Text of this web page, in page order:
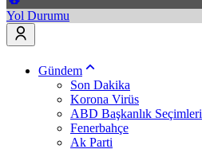
Yol Durumu
Gündem
Son Dakika
Korona Virüs
ABD Başkanlık Seçimleri
Fenerbahçe
Ak Parti